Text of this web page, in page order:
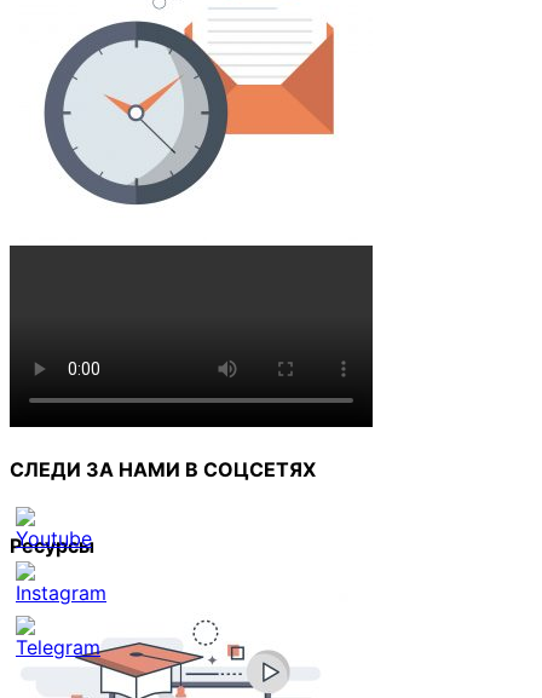
СЛЕДИ ЗА НАМИ В СОЦСЕТЯХ
Set
Youtube
Channel
Ресурсы